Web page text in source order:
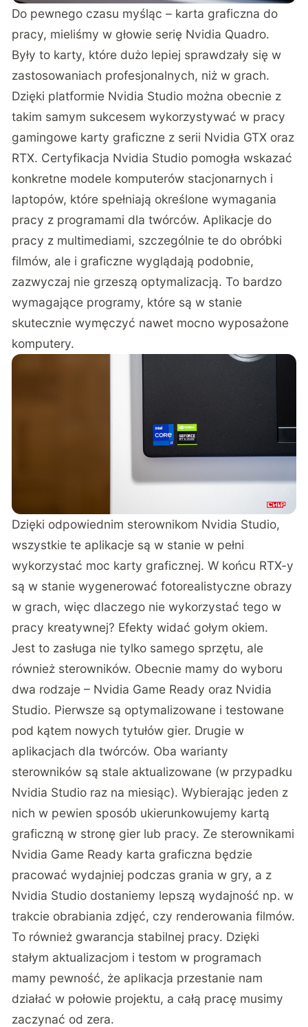
Do pewnego czasu myśląc – karta graficzna do
pracy, mieliśmy w głowie serię Nvidia Quadro.
Były to karty, które dużo lepiej sprawdzały się w
zastosowaniach profesjonalnych, niż w grach.
Dzięki platformie Nvidia Studio można obecnie z
takim samym sukcesem wykorzystywać w pracy
gamingowe karty graficzne z serii Nvidia GTX oraz
RTX. Certyfikacja Nvidia Studio pomogła wskazać
konkretne modele komputerów stacjonarnych i
laptopów, które spełniają określone wymagania
pracy z programami dla twórców. Aplikacje do
pracy z multimediami, szczególnie te do obróbki
filmów, ale i graficzne wyglądają podobnie,
zazwyczaj nie grzeszą optymalizacją. To bardzo
wymagające programy, które są w stanie
skutecznie wymęczyć nawet mocno wyposażone
komputery.
Dzięki odpowiednim sterownikom Nvidia Studio,
wszystkie te aplikacje są w stanie w pełni
wykorzystać moc karty graficznej. W końcu RTX-y
są w stanie wygenerować fotorealistyczne obrazy
w grach, więc dlaczego nie wykorzystać tego w
pracy kreatywnej? Efekty widać gołym okiem.
Jest to zasługa nie tylko samego sprzętu, ale
również sterowników. Obecnie mamy do wyboru
dwa rodzaje – Nvidia Game Ready oraz Nvidia
Studio. Pierwsze są optymalizowane i testowane
pod kątem nowych tytułów gier. Drugie w
aplikacjach dla twórców. Oba warianty
sterowników są stale aktualizowane (w przypadku
Nvidia Studio raz na miesiąc). Wybierając jeden z
nich w pewien sposób ukierunkowujemy kartą
graficzną w stronę gier lub pracy. Ze sterownikami
Nvidia Game Ready karta graficzna będzie
pracować wydajniej podczas grania w gry, a z
Nvidia Studio dostaniemy lepszą wydajność np. w
trakcie obrabiania zdjęć, czy renderowania filmów.
To również gwarancja stabilnej pracy. Dzięki
stałym aktualizacjom i testom w programach
mamy pewność, że aplikacja przestanie nam
działać w połowie projektu, a całą pracę musimy
zaczynać od zera.